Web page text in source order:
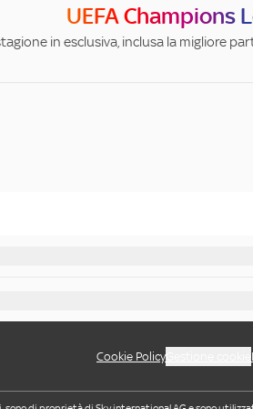
UEFA Champions
in esclusiva, inclusa la migliore
Cookie Policy